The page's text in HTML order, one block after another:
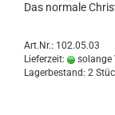
Das normale
Art.Nr.: 102.05.03
Lieferzeit:
solange
Lagerbestand: 2